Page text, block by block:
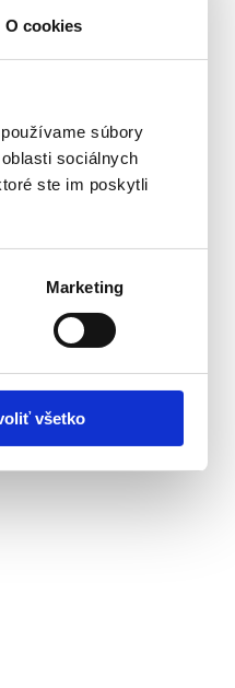
O cookies
súbory
sociálnych
ste im poskytli
Marketing
všetko